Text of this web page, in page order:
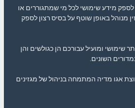
מידע שימושי לכל מי שמתגוררים או
מנוהל באופן שוטף על בסיס רצון לספק
שימושי ומועיל עבורכם הן כגולשים והן
השונים.
אגו מדיה המתמחה בניהול של מגזינים